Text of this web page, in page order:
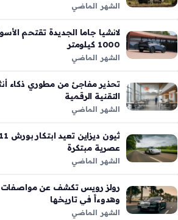
الشهر الماضي
1000 كيلومتر
الشهر الماضي
تحذير مفاجئ من مطوري ذكاء
التقنية الرقمية
الشهر الماضي
عصرية مبتكرة
الشهر الماضي
رولز رويس تكشف عن مواصفات
وهدوءاً في تاريخها
الشهر الماضي